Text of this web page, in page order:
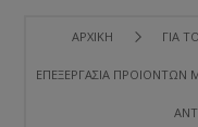
ΑΡΧΙΚΉ ΓΙΑ
ΕΠΕΞΕΡΓΑΣΊΑ ΠΡΟΙΌΝΤΩΝ